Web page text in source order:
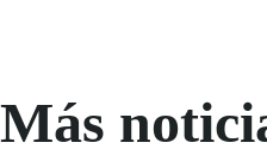
Más